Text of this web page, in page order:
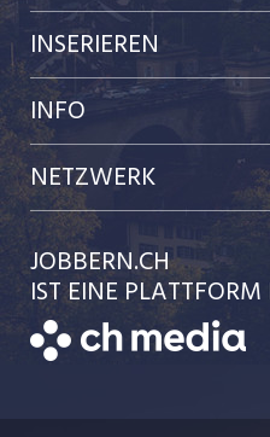
Jobs im Kanton Bern
Jobs in der Stadt Bern
Jobs in der Stadt Biel
Festanstellungen
Temporäre Jobs
Freelance Jobs
INSERIEREN
Preise & Leistungen
Kundenlogin
Einzelinserat disponieren
Schnittstelle
Bewerber-Cockpit
INFO
Team
Ratgeber
AGB
Datenschutzerklärung
NETZWERK
jobbasel.ch
jobmittelland.ch
zentraljob.ch
JOBBERN.CH
IST EINE PLATTFORM